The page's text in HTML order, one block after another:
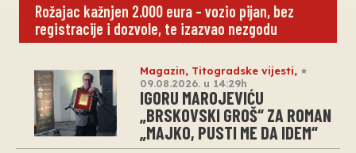
Rožajac kažnjen 2.000 eura – vozio pijan, bez
registracije i dozvole, te izazvao nezgodu
Magazin, Titogradske vijesti,
09.08.2026. u 14:29h
IGORU MAROJEVIĆU
„BRSKOVSKI GROŠ“ ZA ROMAN
„MAJKO, PUSTI ME DA IDEM“